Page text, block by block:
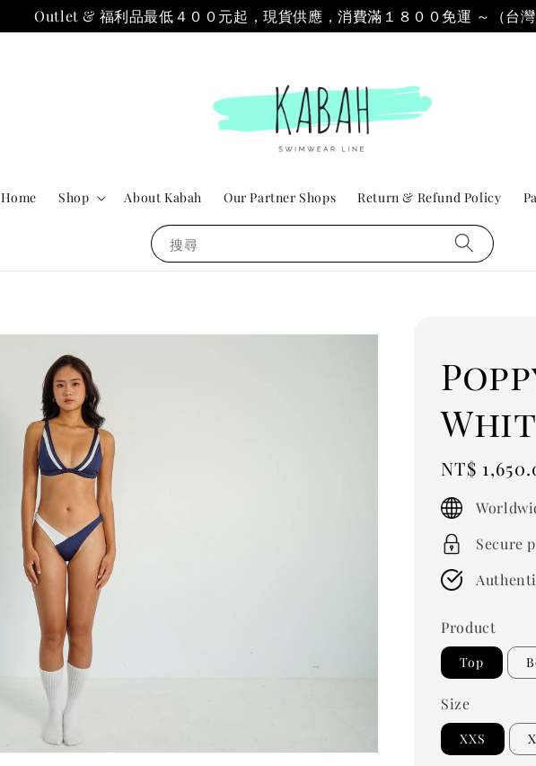
Outlet & 福利品最低４００元起，現貨供應，消費滿１８００免運 ～（台灣
搜尋
Home Shop About Kabah Our Partner Shops Return & Refund Policy
Regular
price
NT$
Secure
Product
Top
Size
XXS